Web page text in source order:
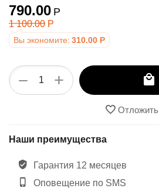
790.00 Р
1 100.00 Р
Вы экономите: 310.00 Р
+
−
Отложить
Наши преимущества
Гарантия 12 месяцев
Оповещение по SMS